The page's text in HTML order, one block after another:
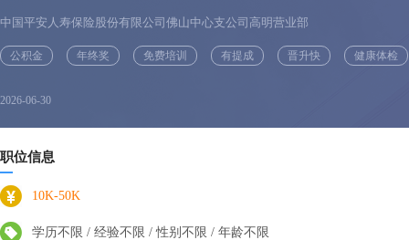
中国平安人寿保险股份有限公司佛山中心支公司高明营业部
公积金 年终奖 免费培训 有提成 晋升快 健康体检
2026-06-30
职位信息
10K-50K
学历不限 / 经验不限 / 性别不限 / 年龄不限